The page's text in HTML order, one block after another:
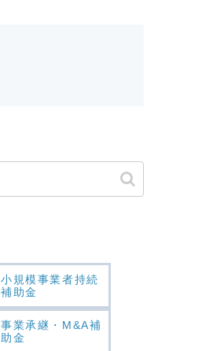
小規模事業者持続
補助金
事業承継・M&A補
助金